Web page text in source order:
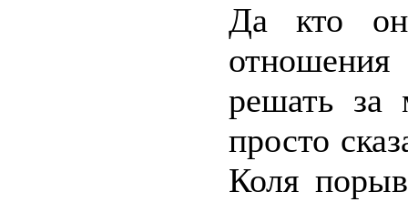
Да кто
решать за
просто
Коля